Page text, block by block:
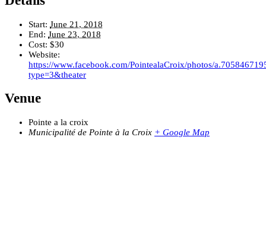
Start: June 21, 2018
End: June 23, 2018
Cost: $30
Website:
https://www.facebook.com/PointealaCroix/photos/
type=3&theater
Venue
Pointe a la croix
Municipalité de Pointe à la Croix + Google Map